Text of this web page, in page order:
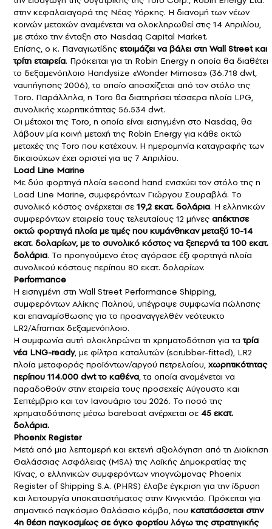
στην κεφαλαιαγορά της Νέας Υόρκης. Η διανομή των νέων
κοινών μετοχών αναμένεται να ολοκληρωθεί στις 14 Απριλίου,
με στόχο την ένταξη στο Nasdaq Capital Market.
Επίσης, ο κ. Παναγιωτίδης ετοιμάζει να βάλει στη Wall Street και
τρίτη εταιρεία. Πρόκειται για τη Robin Energy η οποία θα διαθέτει
το δεξαμενόπλοιο Handysize «Wonder Mimosa» (36.718 dwt,
ναυπήγησης 2006), το οποίο αποσχίζεται από τον στόλο της
Toro. Παράλληλα, η Toro θα διατηρήσει τέσσερα πλοία LPG,
συνολικής χωρητικότητας 56.534 dwt.
Οι μέτοχοι της Toro, η οποία είναι εισηγμένη στο Nasdaq, θα
λάβουν μία κοινή μετοχή της Robin Energy για κάθε οκτώ
μετοχές της Toro που κατέχουν. Η ημερομηνία καταγραφής των
δικαιούχων έχει οριστεί για τις 7 Απριλίου.
Load Line Marine
Με δύο φορτηγά πλοία second hand ενισχύει τον στόλο της η
Load Line Marine, συμφερόντων Γιώργου Σουραβλά. Το
συνολικό κόστος ανέρχεται σε 19,2 εκατ. δολάρια. Η ελληνικών
συμφερόντων εταιρεία τους τελευταίους 12 μήνες απέκτησε
οκτώ φορτηγά πλοία με τιμές που κυμάνθηκαν μεταξύ 10-14
εκατ. δολαρίων, με το συνολικό κόστος να ξεπερνά τα 100 εκατ.
δολάρια. Το προηγούμενο έτος αγόρασε έξι φορτηγά πλοία
συνολικού κόστους περίπου 80 εκατ. δολαρίων.
Performance
Η εισηγμένη στη Wall Street Performance Shipping,
συμφερόντων Αλίκης Παληού, υπέγραψε συμφωνία πώλησης
και επαναμίσθωσης για το προαναγγελθέν νεότευκτο
LR2/Aframax δεξαμενόπλοιο.
Η συμφωνία αυτή ολοκληρώνει τη χρηματοδότηση για τα τρία
νέα LNG-ready, με φίλτρα καταλυτών (scrubber-fitted), LR2
πλοία μεταφοράς προϊόντων/αργού πετρελαίου, χωρητικότητας
περίπου 114.000 dwt το καθένα, τα οποία αναμένεται να
παραδοθούν στην εταιρεία τους προσεχείς Αύγουστο και
Σεπτέμβριο και τον Ιανουάριο του 2026. Το ποσό της
χρηματοδότησης μέσω bareboat ανέρχεται σε 45 εκατ.
δολάρια.
Phoenix Register
Μετά από μια λεπτομερή και εκτενή αξιολόγηση από τη Διοίκηση
Θαλάσσιας Ασφάλειας (MSA) της Λαϊκής Δημοκρατίας της
Κίνας, ο ελληνικών συμφερόντων νηογνώμονας Phoenix
Register of Shipping S.A. (PHRS) έλαβε έγκριση για την ίδρυση
και λειτουργία υποκαταστήματος στην Κινγκντάο. Πρόκειται για
σημαντικό παγκόσμιο θαλάσσιο κόμβο, που κατατάσσεται στην
4η θέση παγκοσμίως σε όγκο φορτίου λόγω της στρατηγικής